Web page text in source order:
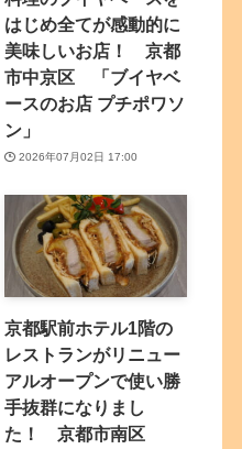
はじめ全てが感動的に
美味しいお店！ 京都
市中京区 「ブイヤベ
ースのお店 プチポワソ
ン」
2026年07月02日 17:00
京都駅前ホテル1階の
レストランがリニュー
アルオープンで使い勝
手抜群になりまし
た！ 京都市南区